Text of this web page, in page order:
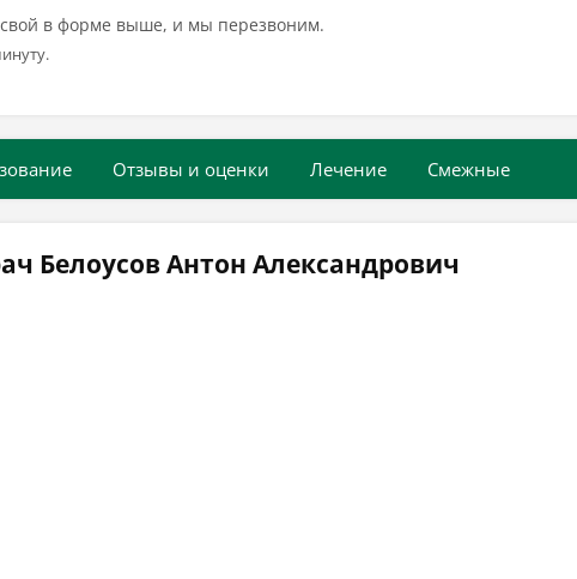
в форме выше, и мы перезвоним.
Отзывы и оценки Лечение Смежные
Белоусов Антон Александрович